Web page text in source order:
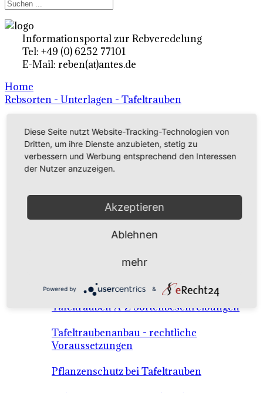
Informationsportal zur Rebveredelung
Tel: +49 (0) 6252 77101
E-Mail: reben(at)antes.de
Home
Rebsorten - Unterlagen - Tafeltrauben
Ertragsrebsorten A-Z
in Deutschland
Rebsorten international
Tafeltrauben A-Z Sortenbeschreibungen
Tafeltraubenanbau - rechtliche
Voraussetzungen
Pflanzenschutz bei Tafeltrauben
Diese Seite nutzt Website-Tracking-Technologien von
Dritten, um ihre Dienste anzubieten, stetig zu
verbessern und Werbung entsprechend den Interessen
der Nutzer anzuzeigen.
Akzeptieren
Ablehnen
mehr
Powered by &